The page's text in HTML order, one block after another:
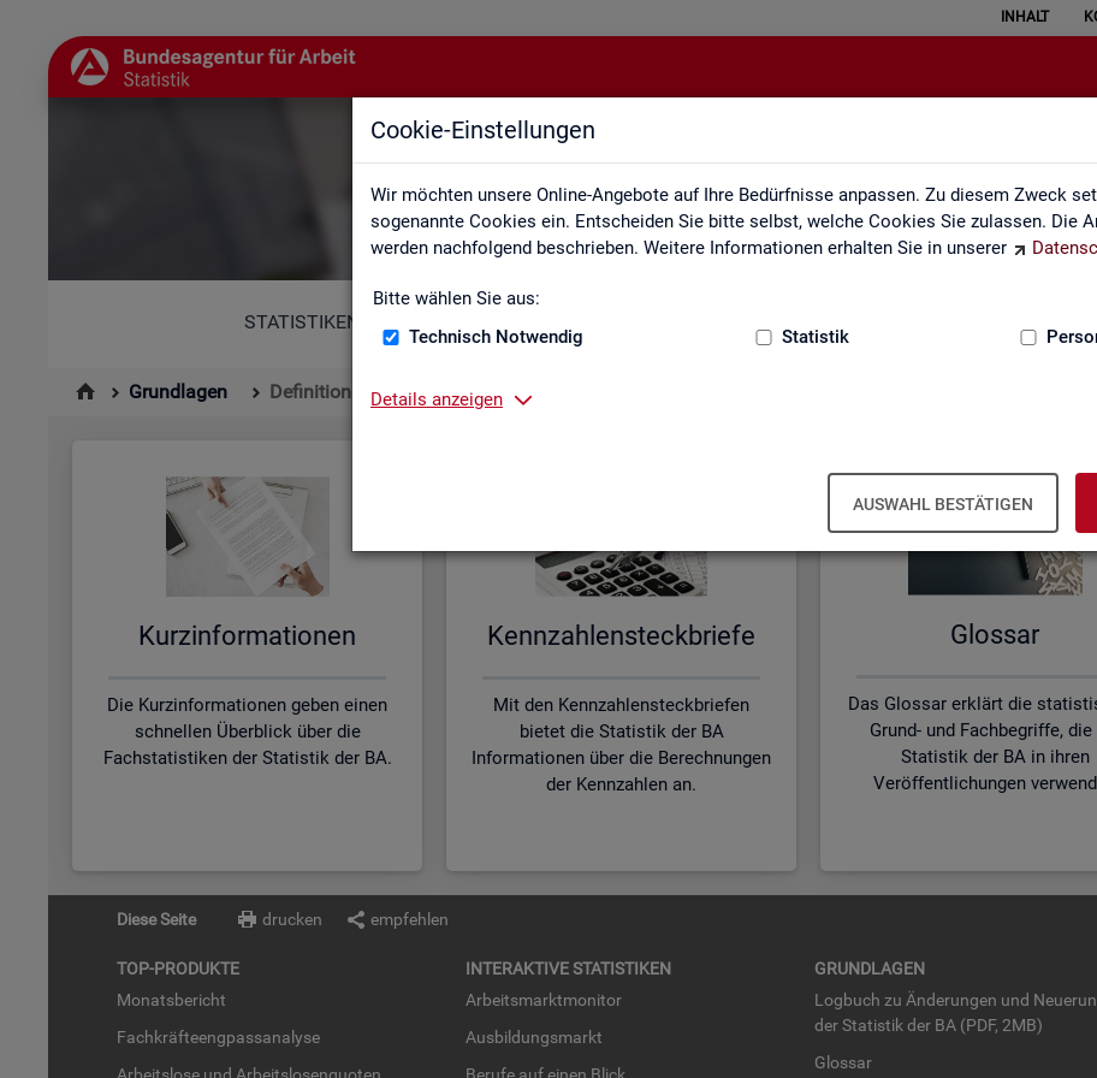
Cookie-Einstellungen
Wir möchten unsere Online-Angebote auf Ihre Bedürfnisse anpassen. Zu diesem Zweck
sogenannte Cookies ein. Entscheiden Sie bitte selbst, welche Cookies Sie zulassen. Die
werden nachfolgend beschrieben. Weitere Informationen erhalten Sie in unserer
Bitte wählen Sie aus:
Technisch Notwendig
Statistik
Details anzeigen
AUSWAHL BESTÄTIGEN
INHALT
Definitionen
STATISTIKEN
Grundlagen Definitionen
Kurz­in­for­ma­tio­nen
Die Kurzinformationen geben einen
schnellen Überblick über die
Fachstatistiken der Statistik der BA.
Kenn­zah­len­steck­brie­fe
Mit den Kennzahlensteckbriefen
bietet die Statistik der BA
Informationen über die Berechnungen
der Kennzahlen an.
Glos­sar
Das Glossar erklärt die
Grund- und Fachbegriffe, die
Statistik der BA in ihren
Veröffentlichungen
Diese Seite drucken empfehlen
TOP-PRO­DUK­TE
Mo­nats­be­richt
Fach­kräf­te­eng­pass­ana­ly­se
IN­TER­AK­TI­VE STA­TIS­TI­KEN
Ar­beits­markt­mo­ni­tor
Aus­bil­dungs­markt
GRUND­LA­GEN
Log­buch zu Än­de­run­gen und
der Sta­tis­tik der BA (PDF, 2MB)
Glos­sar